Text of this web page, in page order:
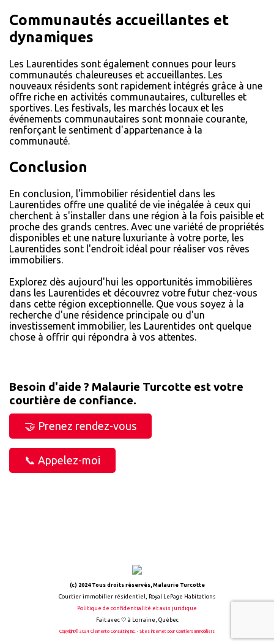
Communautés accueillantes et
dynamiques
Les Laurentides sont également connues pour leurs
communautés chaleureuses et accueillantes. Les
nouveaux résidents sont rapidement intégrés grâce à une
offre riche en activités communautaires, culturelles et
sportives. Les festivals, les marchés locaux et les
événements communautaires sont monnaie courante,
renforçant le sentiment d'appartenance à la
communauté.
Conclusion
En conclusion, l'immobilier résidentiel dans les
Laurentides offre une qualité de vie inégalée à ceux qui
cherchent à s'installer dans une région à la fois paisible et
proche des grands centres. Avec une variété de propriétés
disponibles et une nature luxuriante à votre porte, les
Laurentides sont l'endroit idéal pour réaliser vos rêves
immobiliers.
Explorez dès aujourd'hui les opportunités immobilières
dans les Laurentides et découvrez votre futur chez-vous
dans cette région exceptionnelle. Que vous soyez à la
recherche d'une résidence principale ou d'un
investissement immobilier, les Laurentides ont quelque
chose à offrir qui répondra à vos attentes.
Besoin d'aide ? Malaurie Turcotte est votre
courtière de confiance.
🤝 Prenez rendez-vous
📞 Appelez-moi
(c) 2024 Tous droits réservés, Malaurie Turcotte
Courtier immobilier résidentiel, Royal LePage Habitations
Politique de confidentialité et avis juridique
Fait avec 🤍 à Lorraine, Québec
Copyright© 2024 Clemento Consulting Inc. - Sites internet pour Courtiers Immobiliers